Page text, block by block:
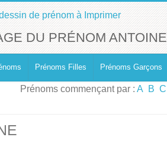
de prénom à Imprimer
DU PRÉNOM ANTOINE
Prénoms Filles Prénoms Garçons
Prénoms commençant par : A B C